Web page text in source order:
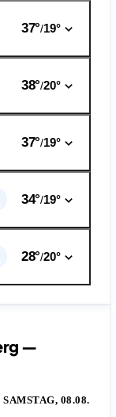
37°/19°
38°/20°
37°/19°
34°/19°
28°/20°
—
08.08.